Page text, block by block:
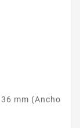
mm (Ancho